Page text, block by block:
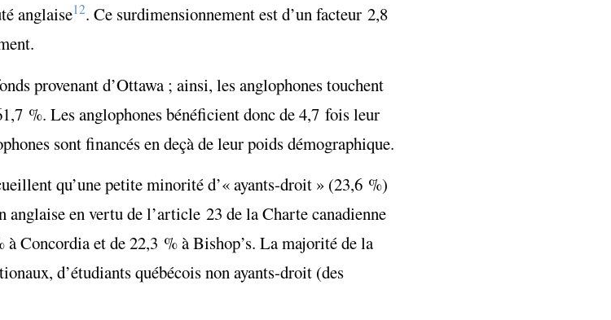
anglaise12. Ce surdimensionnement est d’un facteur 2,8
provenant d’Ottawa ; ainsi, les anglophones touchent
%. Les anglophones bénéficient donc de 4,7 fois leur
sont financés en deçà de leur poids démographique.
qu’une petite minorité d’« ayants-droit » (23,6 %)
anglaise en vertu de l’article 23 de la Charte canadienne
Concordia et de 22,3 % à Bishop’s. La majorité de la
d’étudiants québécois non ayants-droit (des